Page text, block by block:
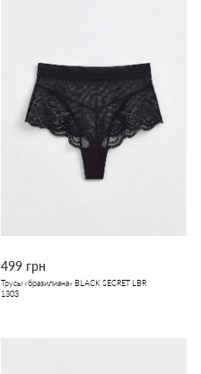
499 грн
Трусы «бразилиана» BLACK SECRET LBR
1303